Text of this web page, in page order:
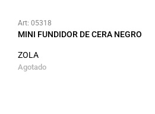
Art: 05318
MINI FUNDIDOR DE CERA NEGRO
ZOLA
Agotado